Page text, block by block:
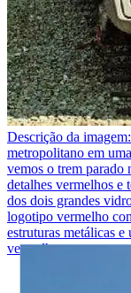
Descrição da imagem:
metropolitano em
vemos o trem parado
detalhes vermelhos e
dos dois grandes
logotipo vermelho
estruturas metálicas
vermelhos.